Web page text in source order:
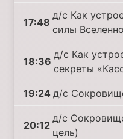
17:48
д/с Как
силы
18:36
д/с Как
секреты
19:24 д/с
20:12
д/с
цель)